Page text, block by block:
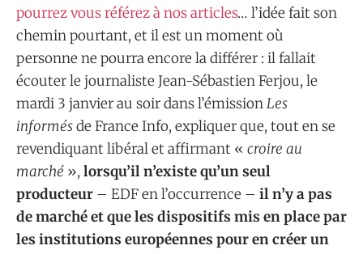
pourrez vous référez à nos articles… l’idée fait son
chemin pourtant, et il est un moment où
personne ne pourra encore la différer : il fallait
écouter le journaliste Jean-Sébastien Ferjou, le
mardi 3 janvier au soir dans l’émissionLes
informésde France Info, expliquer que, tout en se
revendiquant libéral et affirmant « croire au
marché », lorsqu’il n’existe qu’un seul
producteur – EDF en l’occurrence – il n’y a pas
de marché et que les dispositifs mis en place par
les institutions européennes pour en créer un